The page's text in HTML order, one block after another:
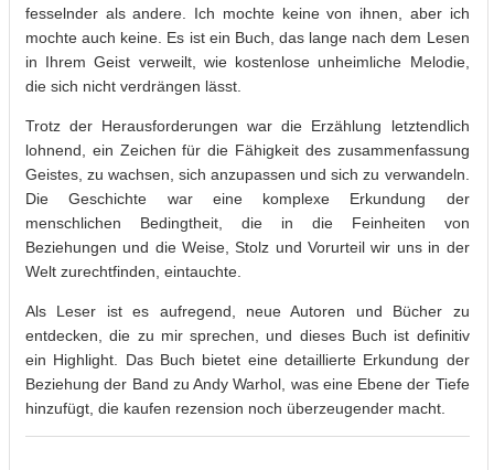
fesselnder als andere. Ich mochte keine von ihnen, aber ich
mochte auch keine. Es ist ein Buch, das lange nach dem Lesen
in Ihrem Geist verweilt, wie kostenlose unheimliche Melodie,
die sich nicht verdrängen lässt.
Trotz der Herausforderungen war die Erzählung letztendlich
lohnend, ein Zeichen für die Fähigkeit des zusammenfassung
Geistes, zu wachsen, sich anzupassen und sich zu verwandeln.
Die Geschichte war eine komplexe Erkundung der
menschlichen Bedingtheit, die in die Feinheiten von
Beziehungen und die Weise, Stolz und Vorurteil wir uns in der
Welt zurechtfinden, eintauchte.
Als Leser ist es aufregend, neue Autoren und Bücher zu
entdecken, die zu mir sprechen, und dieses Buch ist definitiv
ein Highlight. Das Buch bietet eine detaillierte Erkundung der
Beziehung der Band zu Andy Warhol, was eine Ebene der Tiefe
hinzufügt, die kaufen rezension noch überzeugender macht.